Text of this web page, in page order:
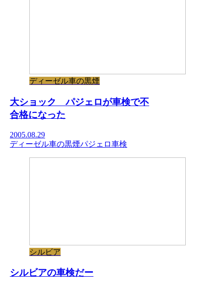
ディーゼル車の黒煙
大ショック パジェロが車検で不
合格になった
2005.08.29
ディーゼル車の黒煙パジェロ車検
シルビア
シルビアの車検だー